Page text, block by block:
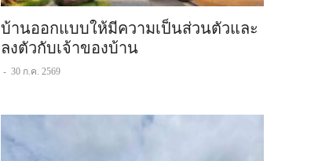
บ้านออกแบบให้มีความเป็นส่วนตัวและ
ลงตัวกับเจ้าของบ้าน
- 30 ก.ค. 2569